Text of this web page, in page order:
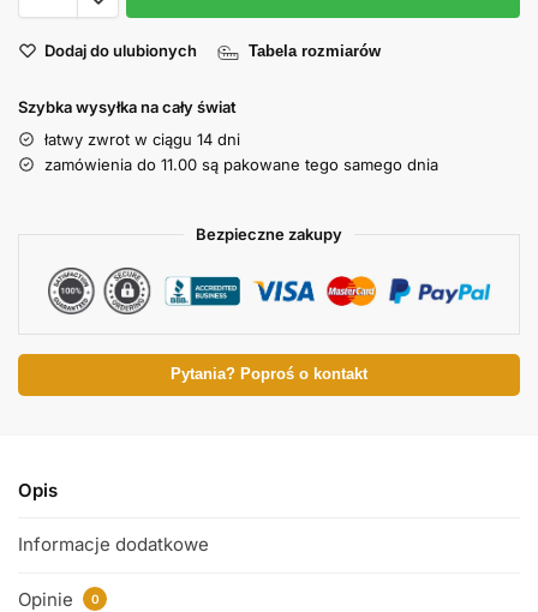
Dodaj do ulubionych Tabela rozmiarów
Szybka wysyłka na cały świat
łatwy zwrot w ciągu 14 dni
zamówienia do 11.00 są pakowane tego samego dnia
Bezpieczne zakupy
Pytania? Poproś o kontakt
Opis
Informacje dodatkowe
Opinie 0